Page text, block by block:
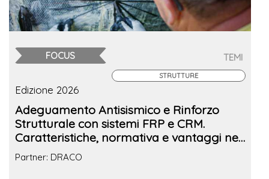
FOCUS TEMI
STRUTTURE
Edizione 2026
Adeguamento Antisismico e Rinforzo
Strutturale con sistemi FRP e CRM.
Caratteristiche, normativa e vantaggi nel
recupero delle strutture esistenti
Partner: DRACO